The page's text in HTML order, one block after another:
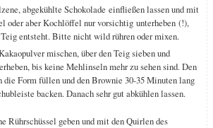
abgekühlte Schokolade einfließen lassen und mit
oder aber Kochlöffel nur vorsichtig unterheben (!),
entsteht. Bitte nicht wild rühren oder mixen.
mischen, über den Teig sieben und
bis keine Mehlinseln mehr zu sehen sind. Den
Form füllen und den Brownie 30-35 Minuten lang
backen. Danach sehr gut abkühlen lassen.
Rührschüssel geben und mit den Quirlen des